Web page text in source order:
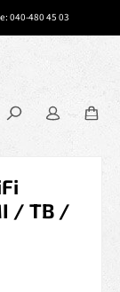
040-480 45 03
/ TB /